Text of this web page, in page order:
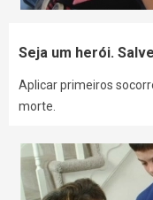
Seja um herói.
Aplicar primeiros
morte.